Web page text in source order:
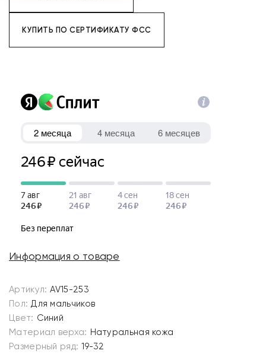
КУПИТЬ ПО СЕРТИФИКАТУ ФСС
Информация о товаре
Артикул: AV15-253
Пол: Для мальчиков
Цвет: Синий
Материал верха: Натуральная кожа
Размерный ряд: 19-32